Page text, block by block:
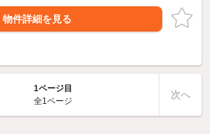
物件詳細を見る
1ページ目
全1ページ
次へ